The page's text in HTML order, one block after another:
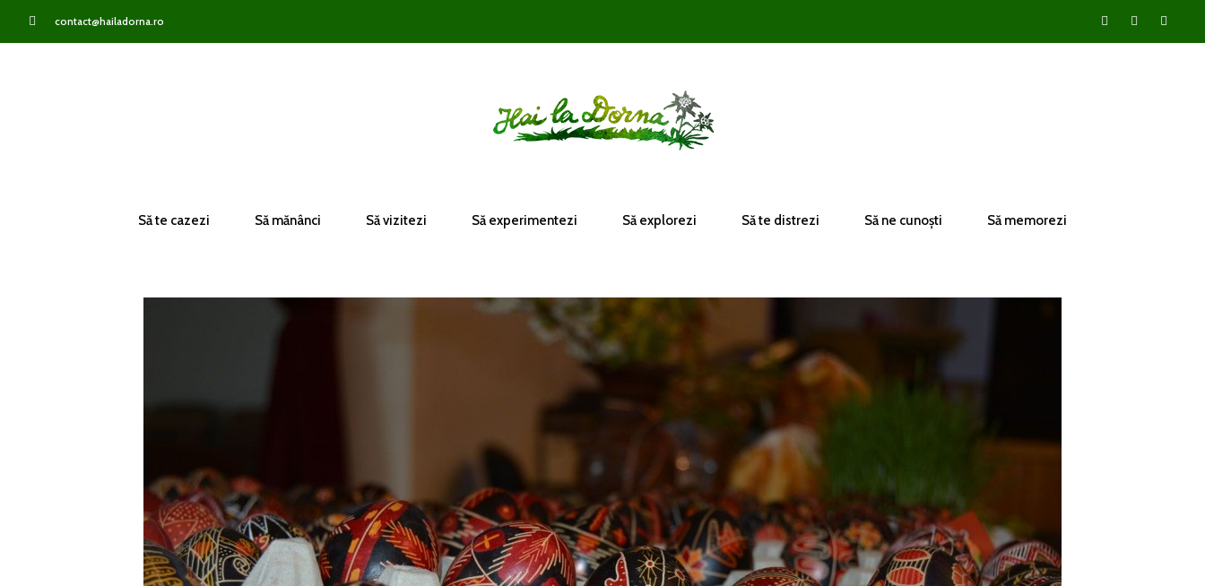
contact@hailadorna.ro
Să te cazezi Să mănânci Să vizitezi Să experimentezi Să explorezi Să te distrezi Să ne cunoști Să memorezi